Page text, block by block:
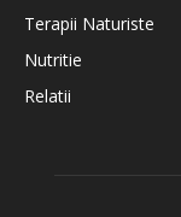
Terapii Naturiste
Nutritie
Relatii